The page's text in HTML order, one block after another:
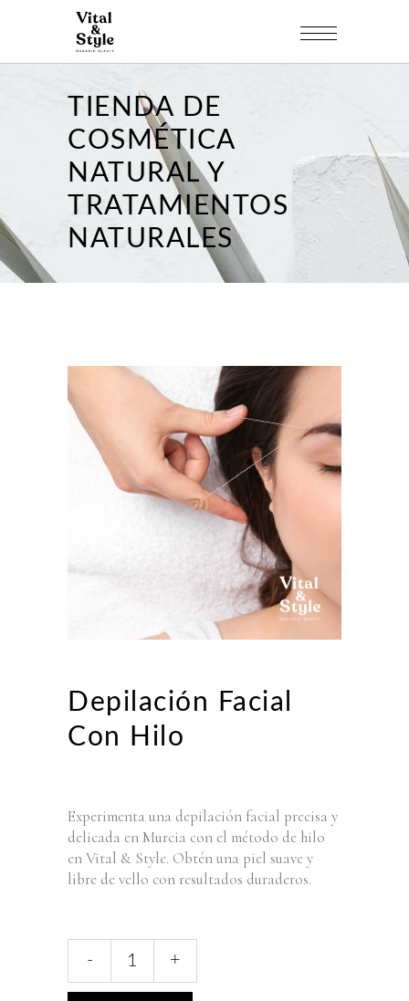
TIENDA DE
COSMÉTICA
NATURAL Y
TRATAMIENTOS
NATURALES
Depilación Facial
Con Hilo
Experimenta una depilación facial precisa y
delicada en Murcia con el método de hilo
en Vital & Style. Obtén una piel suave y
libre de vello con resultados duraderos.
con
- +